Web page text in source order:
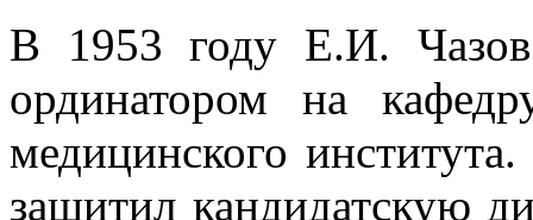
В 1953 году Е.И.
ординатором на
медицинского
защитил кандидатскую